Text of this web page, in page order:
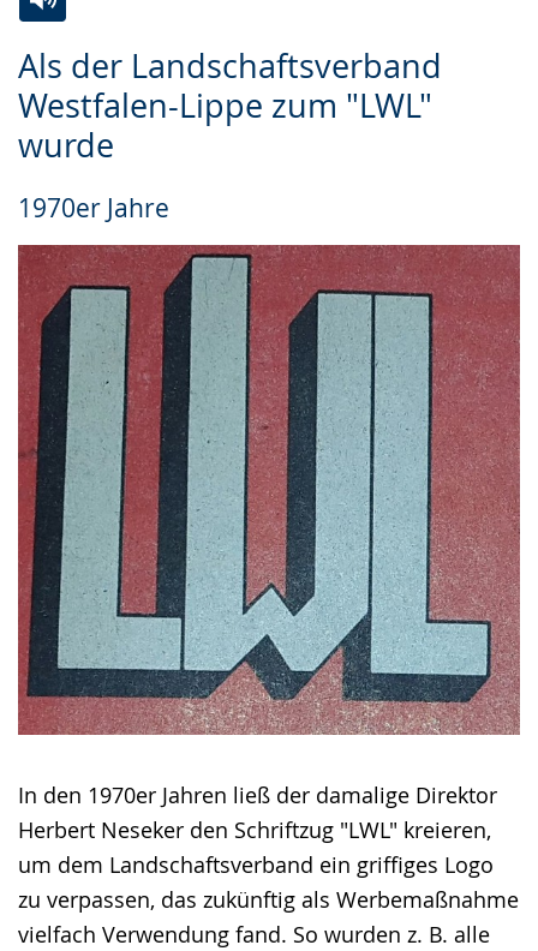
Als der Landschaftsverband
Westfalen-Lippe zum "LWL"
wurde
1970er Jahre
In den 1970er Jahren ließ der damalige Direktor
Herbert Neseker den Schriftzug "LWL" kreieren,
um dem Landschaftsverband ein griffiges Logo
zu verpassen, das zukünftig als Werbemaßnahme
vielfach Verwendung fand. So wurden z. B. alle
Leichten
Sprache
wechseln.
Audio-
Unterstützung.
Video
in
Deutscher
wird
angezeigt.